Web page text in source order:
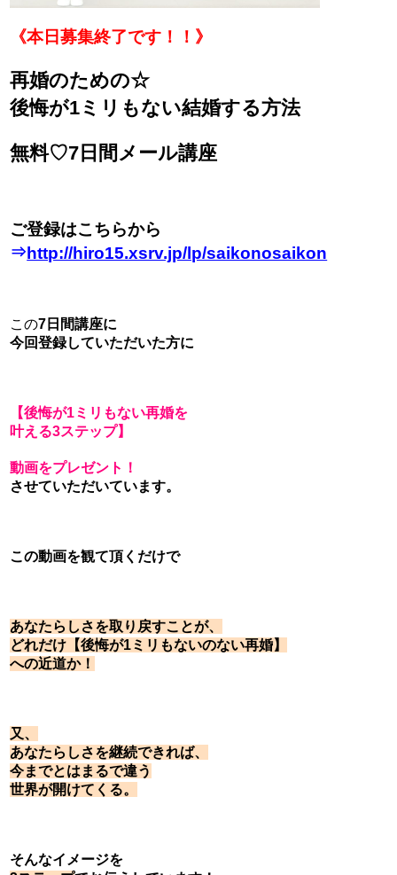
《本日募集終了です！！》
再婚のための☆
後悔が1ミリもない結婚する方法
無料♡7日間メール講座
ご登録はこちらから
⇒http://hiro15.xsrv.jp/lp/saikonosaikon
この7日間講座に
今回登録していただいた方に
【後悔が1ミリもない再婚を
叶える3ステップ】
動画をプレゼント！
させていただいています。
この動画を観て頂くだけで
あなたらしさを取り戻すことが、
どれだけ【後悔が1ミリもないのない再婚】
への近道か！
又、
あなたらしさを継続できれば、
今までとはまるで違う
世界が開けてくる。
そんなイメージを